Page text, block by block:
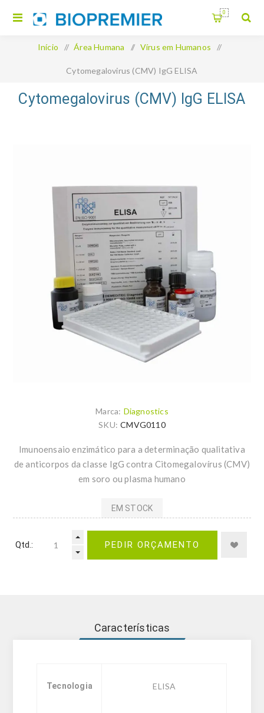
0
Início / Área Humana / Vírus em Humanos /
Cytomegalovirus (CMV) IgG ELISA
Cytomegalovirus (CMV) IgG ELISA
Marca: Diagnostics
SKU: CMVG0110
Imunoensaio enzimático para a determinação qualitativa
de anticorpos da classe IgG contra Citomegalovírus (CMV)
em soro ou plasma humano
EM STOCK
Qtd.: PEDIR ORÇAMENTO
Características
Tecnologia ELISA